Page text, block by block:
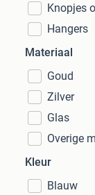
Knopjes
Hangers
Materiaal
Goud
Zilver
Glas
Overige
Kleur
Blauw